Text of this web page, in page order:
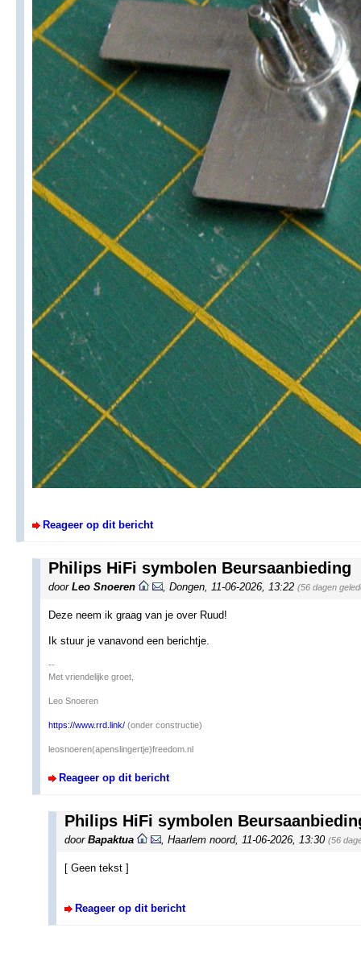
Reageer op dit bericht
Philips HiFi symbolen Beursaanbieding
door Leo Snoeren Dongen 11-06-2026, 13:22 (56 dagen
Deze neem ik graag van je over Ruud!
Ik stuur je vanavond een berichtje.
--
Met vriendelijke groet,
Leo Snoeren
https://www.rrd.link/ (onder constructie)
leosnoeren(apenslingertje)freedom.nl
Reageer op dit bericht
Philips HiFi symbolen
door Bapaktua , Haarlem noord, 11-06-2026, 13:30 (56
[ Geen tekst ]
Reageer op dit bericht